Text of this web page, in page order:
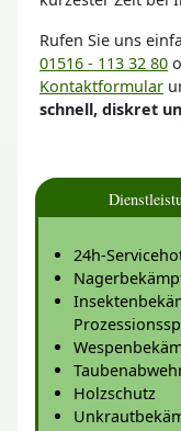
Rufen Sie uns
01516 - 113 32 80
Kontaktformular
schnell, diskret
24h-
Holzschutz